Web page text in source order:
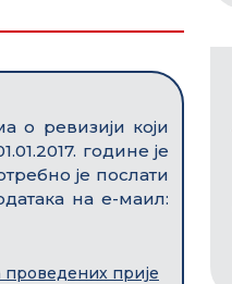
о ревизији који
године је
је послати
на е-маил:
проведених прије